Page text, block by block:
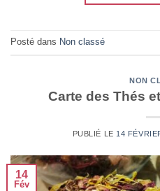
Posté dans Non classé
NON
Carte des Thés
PUBLIÉ LE 14
14
Fév